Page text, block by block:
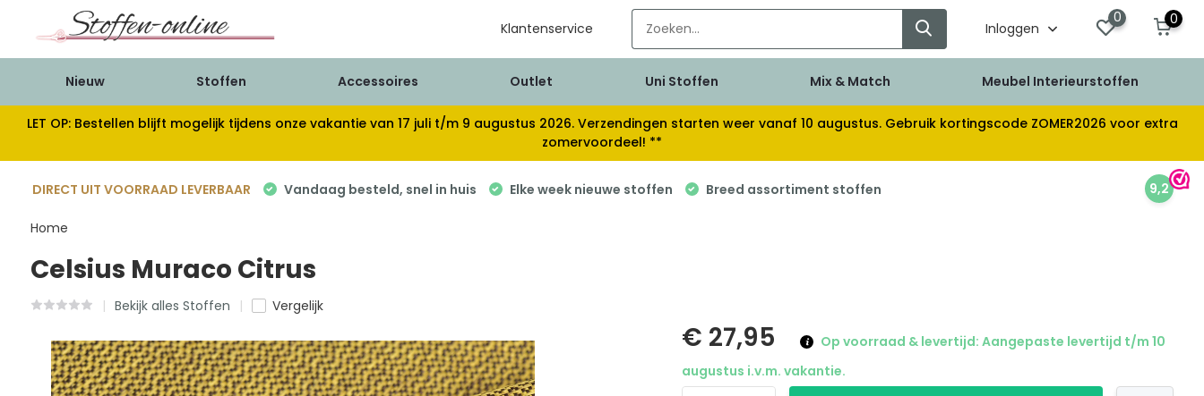
Klantenservice Inloggen
0 0
Nieuw Stoffen Accessoires Outlet Uni Stoffen Mix & Match Meubel Interieurstoffen
LET OP: Bestellen blijft mogelijk tijdens onze vakantie van 17 juli t/m 9 augustus 2026. Verzendingen starten weer vanaf 10 augustus. Gebruik kortingscode ZOMER2026 voor extra
zomervoordeel! **
DIRECT UIT VOORRAAD LEVERBAAR Vandaag besteld, snel in huis Elke week nieuwe stoffen Breed assortiment stoffen 9,2
Home
Celsius Muraco Citrus
Bekijk alles Stoffen Vergelijk
€ 27,95
Op voorraad & levertijd: Aangepaste levertijd t/m 10
augustus i.v.m. vakantie.